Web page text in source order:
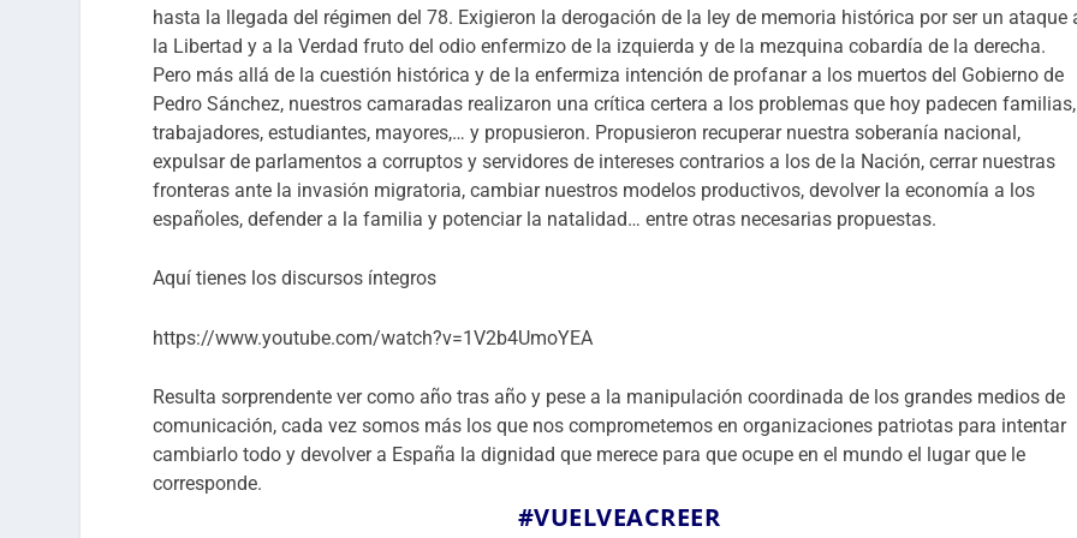
hasta la llegada del régimen del 78. Exigieron la derogación de la ley de memoria histórica por ser un ataque
la Libertad y a la Verdad fruto del odio enfermizo de la izquierda y de la mezquina cobardía de la derecha.
Pero más allá de la cuestión histórica y de la enfermiza intención de profanar a los muertos del Gobierno de
Pedro Sánchez, nuestros camaradas realizaron una crítica certera a los problemas que hoy padecen familias,
trabajadores, estudiantes, mayores,… y propusieron. Propusieron recuperar nuestra soberanía nacional,
expulsar de parlamentos a corruptos y servidores de intereses contrarios a los de la Nación, cerrar nuestras
fronteras ante la invasión migratoria, cambiar nuestros modelos productivos, devolver la economía a los
españoles, defender a la familia y potenciar la natalidad… entre otras necesarias propuestas.
Aquí tienes los discursos íntegros
https://www.youtube.com/watch?v=1V2b4UmoYEA
Resulta sorprendente ver como año tras año y pese a la manipulación coordinada de los grandes medios de
comunicación, cada vez somos más los que nos comprometemos en organizaciones patriotas para intentar
cambiarlo todo y devolver a España la dignidad que merece para que ocupe en el mundo el lugar que le
corresponde.
#VUELVEACREER